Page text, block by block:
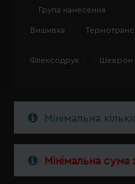
Група нанесення
Вишивка
Флексодрук Шеврон
Мінімальна
Мінімальна